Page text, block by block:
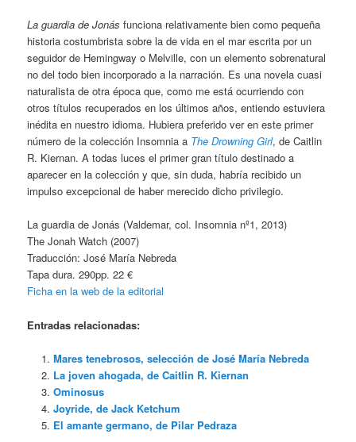
La guardia de Jonás funciona relativamente bien como pequeña
historia costumbrista sobre la de vida en el mar escrita por un
seguidor de Hemingway o Melville, con un elemento sobrenatural
no del todo bien incorporado a la narración. Es una novela cuasi
naturalista de otra época que, como me está ocurriendo con
otros títulos recuperados en los últimos años, entiendo estuviera
inédita en nuestro idioma. Hubiera preferido ver en este primer
número de la colección Insomnia a The Drowning Girl, de Caitlin
R. Kiernan. A todas luces el primer gran título destinado a
aparecer en la colección y que, sin duda, habría recibido un
impulso excepcional de haber merecido dicho privilegio.
La guardia de Jonás (Valdemar, col. Insomnia nº1, 2013)
The Jonah Watch (2007)
Traducción: José María Nebreda
Tapa dura. 290pp. 22 €
Ficha en la web de la editorial
Entradas relacionadas:
Mares tenebrosos, selección de José María Nebreda
La joven ahogada, de Caitlin R. Kiernan
Ominosus
Joyride, de Jack Ketchum
El amante germano, de Pilar Pedraza